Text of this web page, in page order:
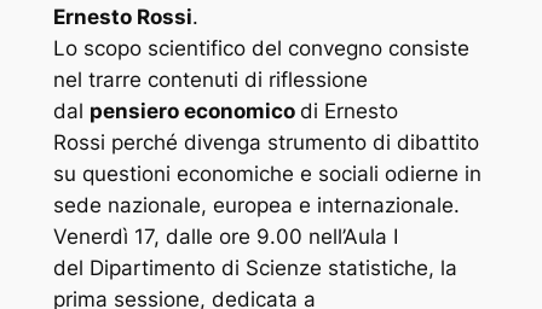
Ernesto Rossi.
Lo scopo scientifico del convegno consiste
nel trarre contenuti di riflessione
dal pensiero economico di Ernesto
Rossi perché divenga strumento di dibattito
su questioni economiche e sociali odierne in
sede nazionale, europea e internazionale.
Venerdì 17, dalle ore 9.00 nell’Aula I
del Dipartimento di Scienze statistiche, la
prima sessione, dedicata a